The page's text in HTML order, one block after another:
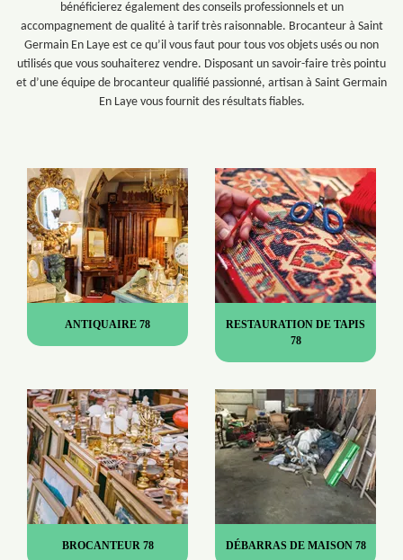
bénéficierez également des conseils professionnels et un
accompagnement de qualité à tarif très raisonnable. Brocanteur à Saint
Germain En Laye est ce qu’il vous faut pour tous vos objets usés ou non
utilisés que vous souhaiterez vendre. Disposant un savoir-faire très pointu
et d’une équipe de brocanteur qualifié passionné, artisan à Saint Germain
En Laye vous fournit des résultats fiables.
ANTIQUAIRE 78
RESTAURATION DE TAPIS
78
BROCANTEUR 78 DÉBARRAS DE MAISON 78